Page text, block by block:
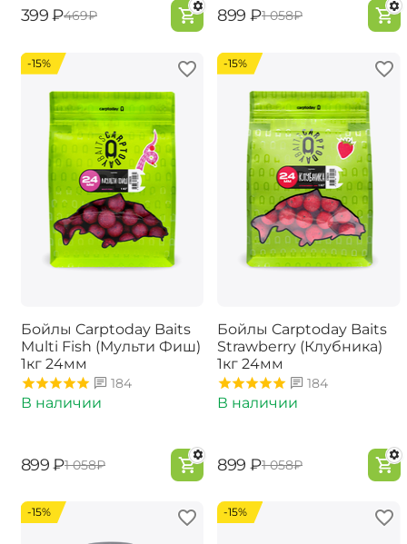
‍399‍ ₽‍469‍₽ ‍899‍ ₽‍1 058‍₽
-15%
Бойлы Carptoday Baits
Multi Fish (Мульти Фиш)
1кг 24мм
184
В наличии
‍899‍ ₽‍1 058‍₽
-15%
Бойлы Carptoday Baits
Strawberry (Клубника)
1кг 24мм
184
В наличии
‍899‍ ₽‍1 058‍₽
-15% -15%